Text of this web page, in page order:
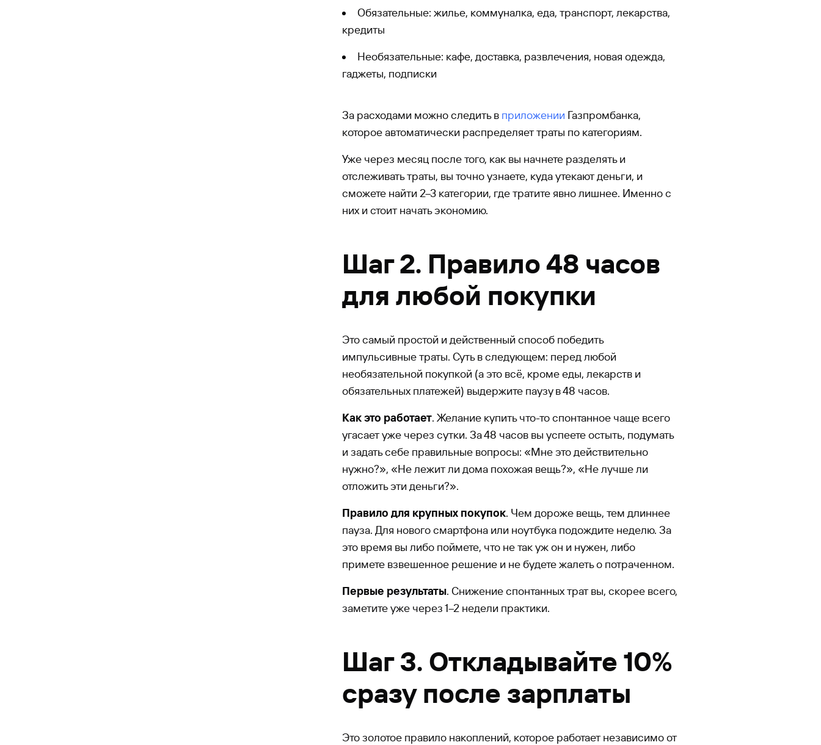
Обязательные: жилье, коммуналка, еда, транспорт, лекарства,
кредиты
Необязательные: кафе, доставка, развлечения, новая одежда,
гаджеты, подписки
За расходами можно следить в приложении Газпромбанка,
которое автоматически распределяет траты по категориям.
Уже через месяц после того, как вы начнете разделять и
отслеживать траты, вы точно узнаете, куда утекают деньги, и
сможете найти 2–3 категории, где тратите явно лишнее. Именно с
них и стоит начать экономию.
Шаг 2. Правило 48 часов
для любой покупки
Это самый простой и действенный способ победить
импульсивные траты. Суть в следующем: перед любой
необязательной покупкой (а это всё, кроме еды, лекарств и
обязательных платежей) выдержите паузу в 48 часов.
Как это работает. Желание купить что-то спонтанное чаще всего
угасает уже через сутки. За 48 часов вы успеете остыть, подумать
и задать себе правильные вопросы: «Мне это действительно
нужно?», «Не лежит ли дома похожая вещь?», «Не лучше ли
отложить эти деньги?».
Правило для крупных покупок. Чем дороже вещь, тем длиннее
пауза. Для нового смартфона или ноутбука подождите неделю. За
это время вы либо поймете, что не так уж он и нужен, либо
примете взвешенное решение и не будете жалеть о потраченном.
Первые результаты. Снижение спонтанных трат вы, скорее всего,
заметите уже через 1–2 недели практики.
Шаг 3. Откладывайте 10%
сразу после зарплаты
Это золотое правило накоплений, которое работает независимо от